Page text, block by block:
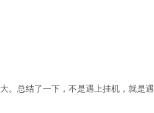
。总结了一下，不是遇上挂机，就是遇